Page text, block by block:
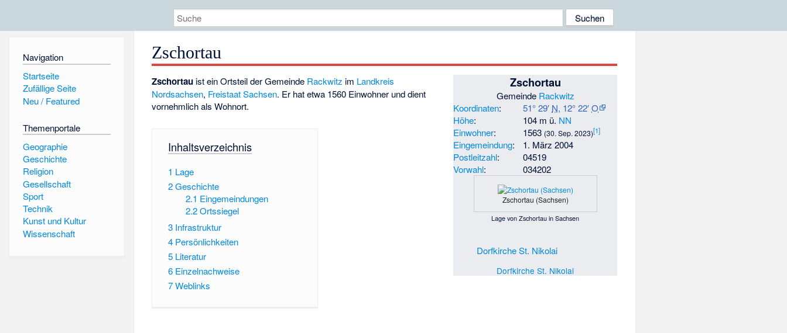
Navigation
Startseite
Zufällige Seite
Neu / Featured
Themenportale
Geographie
Geschichte
Religion
Gesellschaft
Sport
Technik
Kunst und Kultur
Wissenschaft
Zschortau
Zschortau
Gemeinde Rackwitz
Koordinaten: 51° 29′ N, 12° 22′O
Höhe: 104 m ü. NN
Einwohner: 1563 (30. Sep. 2023)[1]
Eingemeindung:
1. März 2004
Postleitzahl:
04519
Vorwahl: 034202
Zschortau (Sachsen)
Lage von Zschortau in Sachsen
Dorfkirche St. Nikolai
Dorfkirche St. Nikolai
Zschortau ist ein Ortsteil der Gemeinde Rackwitz im Landkreis
Nordsachsen, Freistaat Sachsen. Er hat etwa 1560 Einwohner und dient
vornehmlich als Wohnort.
Inhaltsverzeichnis
1 Lage
2Geschichte
2.1 Eingemeindungen
2.2 Ortssiegel
3 Infrastruktur
4 Persönlichkeiten
5 Literatur
6 Einzelnachweise
7Weblinks